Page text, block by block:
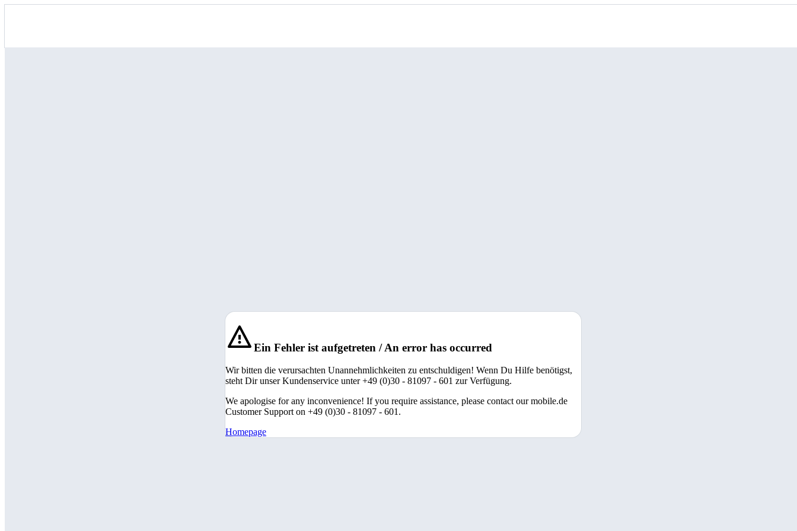
Ein Fehler ist aufgetreten / An error has occurred
Wir bitten die verursachten Unannehmlichkeiten zu entschuldigen! Wenn Du Hilfe benötigst,
steht Dir unser Kundenservice unter +49 (0)30 - 81097 - 601 zur Verfügung.
We apologise for any inconvenience! If you require assistance, please contact our mobile.de
Customer Support on +49 (0)30 - 81097 - 601.
Homepage